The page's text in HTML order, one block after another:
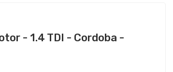
- 1.4 TDI - Cordoba -